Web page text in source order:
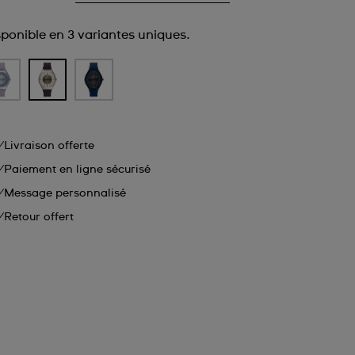
en 3 variantes uniques.
Livraison offerte
Paiement en ligne sécurisé
Message personnalisé
Retour offert